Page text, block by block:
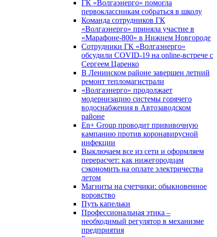
ГК «Волгаэнерго» помогла
первоклассникам собраться в школу
Команда сотрудников ГК
«Волгаэнерго» приняла участие в
«Марафоне-800» в Нижнем Новгороде
Сотрудники ГК «Волгаэнерго»
обсудили COVID-19 на online-встрече с
Сергеем Царенко
В Ленинском районе завершен летний
ремонт тепломагистрали
«Волгаэнерго» продолжает
модернизацию системы горячего
водоснабжения в Автозаводском
районе
En+ Group проводит прививочную
кампанию против коронавирусной
инфекции
Выключаем все из сети и оформляем
перерасчет: как нижегородцам
сэкономить на оплате электричества
летом
Магниты на счетчики: обыкновенное
воровство
Путь капельки
Профессиональная этика –
необходимый регулятор в механизме
предприятия